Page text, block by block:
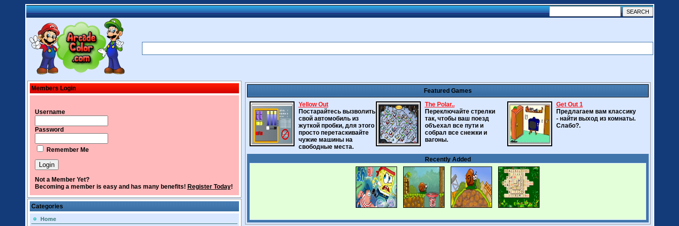
Members Login
Username
Password
Remember Me
Not a Member Yet?
Becoming a member is easy and has many benefits! Register Today!
Categories
Home
Featured Games
Yellow Out
Постарайтесь вызволить
свой автомобиль из
жуткой пробки, для этого
просто перетаскивайте
чужие машины на
свободные места.
The Polar..
Переключайте стрелки
так, чтобы ваш поезд
объехал все пути и
собрал все снежки и
вагоны.
Get Out 1
Предлагаем вам классику
- найти выход из комнаты.
Слабо?.
Recently Added